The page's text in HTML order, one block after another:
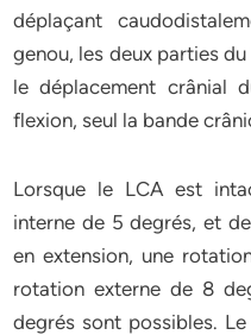
déplaçant
genou, les deux parties
le déplacement crânial
flexion, seul la bande
Lorsque le LCA est
interne de 5 degrés, et
en extension, une
rotation externe de 8
degrés sont possibles.